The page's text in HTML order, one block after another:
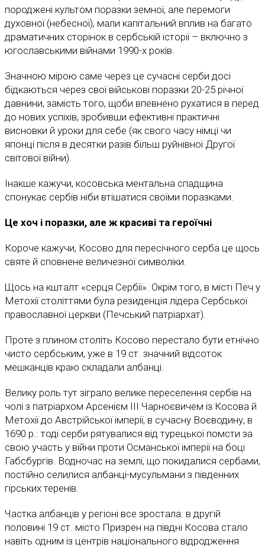
породжені культом поразки земної, але перемоги
духовної (небесної), мали капітальний вплив на багато
драматичних сторінок в сербській історії – включно з
югославськими війнами 1990-х років.
Значною мірою саме через це сучасні серби досі
бідкаються через свої військові поразки 20-25 річної
давнини, замість того, щоби впевнено рухатися в перед
до нових успіхів, зробивши ефективні практичні
висновки й уроки для себе (як свого часу німці чи
японці після в десятки разів більш руйнівної Другої
світової війни).
Інакше кажучи, косовська ментальна спадщина
спонукає сербів ніби втішатися своїми поразками.
Це хоч і поразки, але ж красиві та героїчні
Короче кажучи, Косово для пересічного серба це щось
святе й сповнене величезної символіки.
Щось на кшталт «серця Сербії». Окрім того, в місті Печ у
Метохії століттями була резиденція лідера Сербської
православної церкви (Печський патріархат).
Проте з плином століть Косово перестало бути етнічно
чисто сербським, уже в 19 ст. значний відсоток
мешканців краю складали албанці.
Велику роль тут зіграло велике переселення сербів на
чолі з патріархом Арсенієм ІІІ Чарноєвичем із Косова й
Метохії до Австрійської імперії, в сучасну Воєводину, в
1690 р.: тоді серби рятувалися від турецької помсти за
свою участь у війни проти Османської імперії на боці
Габсбургів. Водночас на землі, що покидалися сербами,
постійно селилися албанці-мусульмани з південних
гірських теренів.
Частка албанців у регіоні все зростала: в другій
половині 19 ст. місто Призрен на півдні Косова стало
навіть одним із центрів національного відродження